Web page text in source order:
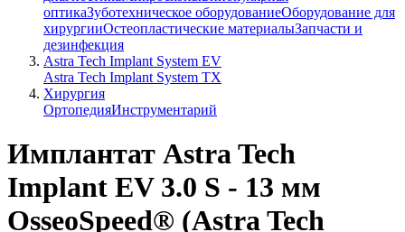
оптикаЗуботехническое оборудованиеОборудование для
хирургииОстеопластические материалыЗапчасти и
дезинфекция
Astra Tech Implant System EV
Astra Tech Implant System TX
Хирургия
ОртопедияИнструментарий
Имплантат Astra Tech
Implant EV 3.0 S - 13 мм
OsseoSpeed® (Astra Tech